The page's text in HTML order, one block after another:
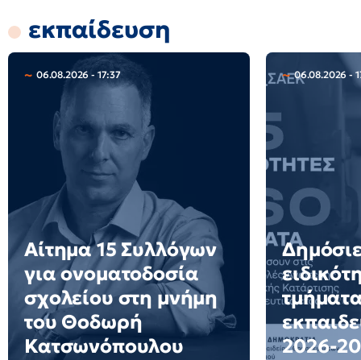
εκπαίδευση
06.08.2026 - 17:37
Αίτημα 15 Συλλόγων
για ονοματοδοσία
σχολείου στη μνήμη
του Θοδωρή
Κατσωνόπουλου
06.08.2026 -
2026-